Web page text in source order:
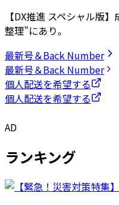
【DX推進 スペシャル版
整理”にあり。
最新号＆Back Number
最新号＆Back Number
個人配送を希望する
個人配送を希望する
AD
ランキング